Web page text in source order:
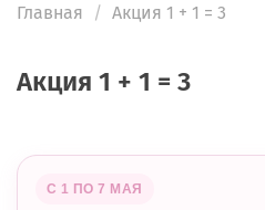
Главная Акция 1 + 1 = 3
Акция 1 + 1 = 3
С 1 ПО 7 МАЯ